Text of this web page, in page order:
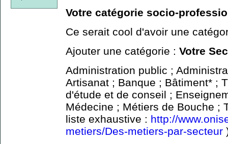
Votre catégorie socio-
Ce serait cool d'avoir une
Ajouter une catégorie : Votre
Administration public ;
Artisanat ; Banque ; Bâtiment* ;
d'étude et de conseil ;
Médecine ; Métiers de Bouche ;
liste exhaustive : http://
metiers/Des-metiers-par-secteur